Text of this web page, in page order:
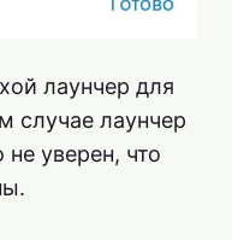
лаунчер для
случае лаунчер
уверен, что